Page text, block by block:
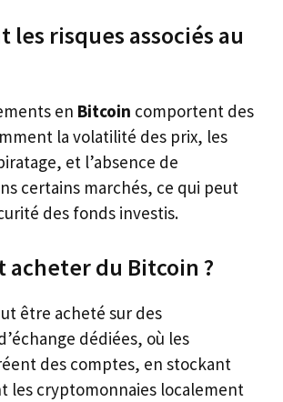
les risques associés au
en Bitcoin comportent des
la volatilité des prix, les
et l’absence de
certains marchés, ce qui peut
des fonds investis.
acheter du Bitcoin ?
être acheté sur des
dédiées, où les
des comptes, en stockant
les cryptomonnaies localement